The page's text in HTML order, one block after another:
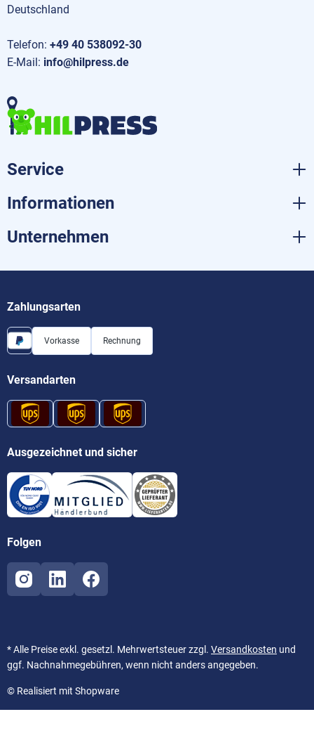
Deutschland
Telefon: +49 40 538092-30
E-Mail: info@hilpress.de
Service
Informationen
Unternehmen
Zahlungsarten
Vorkasse Rechnung
Versandarten
Ausgezeichnet und sicher
Folgen
* Alle Preise exkl. gesetzl. Mehrwertsteuer zzgl. Versandkosten und
ggf. Nachnahmegebühren, wenn nicht anders angegeben.
© Realisiert mit Shopware